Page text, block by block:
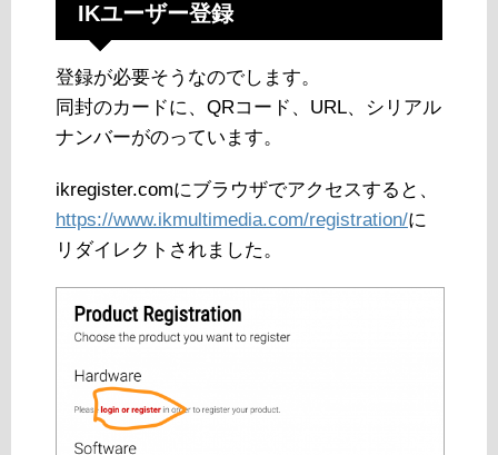
IKユーザー登録
登録が必要そうなのでします。
同封のカードに、QRコード、URL、シリアル
ナンバーがのっています。
ikregister.comにブラウザでアクセスすると、
https://www.ikmultimedia.com/registration/に
リダイレクトされました。